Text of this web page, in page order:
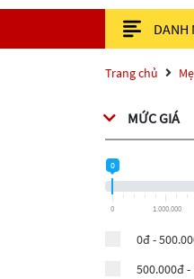
DANH
Trang chủ
MỨC GIÁ
0
0 1.000.000
0đ -
500.000đ -